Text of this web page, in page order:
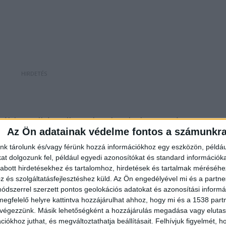
Az Ön adatainak védelme fontos a
tárolunk és/vagy férünk hozzá információkhoz egy eszközön,
dolgozunk fel, például egyedi azonosítókat és standard
hirdetésekhez és tartalomhoz, hirdetések és tartalmak
és szolgáltatásfejlesztéshez küld. Az Ön engedélyével mi és a
szerzett pontos geolokációs adatokat és azonosítási
helyre kattintva hozzájárulhat ahhoz, hogy mi és a 1538
Másik lehetőségként a hozzájárulás megadása vagy
juthat, és megváltoztathatja beállításait. Felhívjuk figyelmét,
elképzelhetetlenek voltak. Az intézet
tiszteletnek örvendő közmédiás, TV-és
a Duna Televízió vallási műsorainak,
tetszelegve a nézők előtt. A valóságban –
űzte az intézetis lányok futtatását, és ő maga
bízott fiatalokon.